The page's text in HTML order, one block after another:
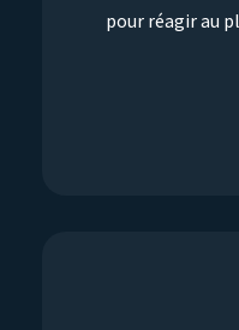
pour réagir au